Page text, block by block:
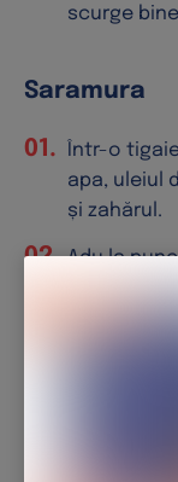
scurge
Saramura
Într-o
apa, uleiul
și zahărul.
Adu la
Lasă la
Opărirea